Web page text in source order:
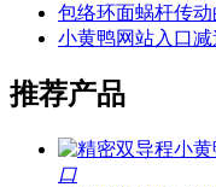
包络环面蜗杆传动
小黄鸭网站入口
推荐产品
口